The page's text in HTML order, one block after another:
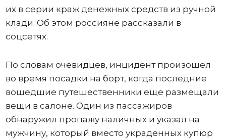
их в серии краж денежных средств из ручной
клади. Об этом россияне рассказали в
соцсетях.
По словам очевидцев, инцидент произошел
во время посадки на борт, когда последние
вошедшие путешественники еще размещали
вещи в салоне. Один из пассажиров
обнаружил пропажу наличных и указал на
мужчину, который вместо украденных купюр